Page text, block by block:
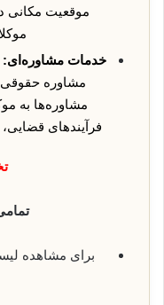
موقعیت مکانی
خدمات مشاوره‌ای:
مشاوره
مشاوره‌ها به
فرآیندهای
برای مشاهده